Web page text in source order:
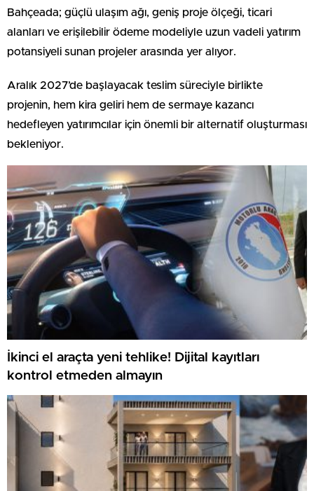
Bahçeada; güçlü ulaşım ağı, geniş proje ölçeği, ticari
alanları ve erişilebilir ödeme modeliyle uzun vadeli yatırım
potansiyeli sunan projeler arasında yer alıyor.
Aralık 2027’de başlayacak teslim süreciyle birlikte
projenin, hem kira geliri hem de sermaye kazancı
hedefleyen yatırımcılar için önemli bir alternatif oluşturması
bekleniyor.
İkinci el araçta yeni tehlike! Dijital kayıtları
kontrol etmeden almayın